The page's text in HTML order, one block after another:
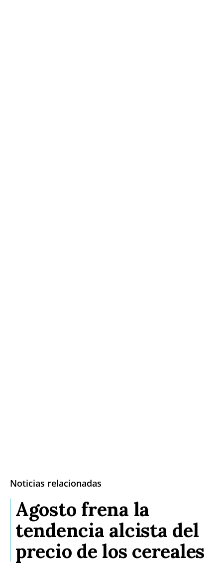
Noticias relacionadas
Agosto frena la
tendencia alcista del
precio de los cereales